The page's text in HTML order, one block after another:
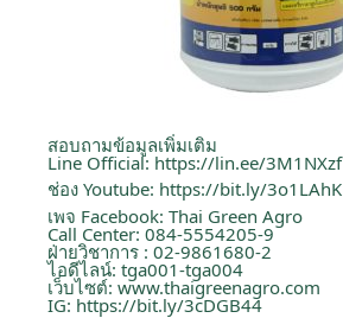
สอบถามข้อมูลเพิ่มเติม
Line Official: https://lin.ee/3M1NXzf
ช่อง Youtube: https://bit.ly/3o1LAhK
เพจ Facebook: Thai Green Agro
Call Center: 084-5554205-9
ฝ่ายวิชาการ : 02-9861680-2
ไอดีไลน์: tga001-tga004
เว็บไซต์: www.thaigreenagro.com
IG: https://bit.ly/3cDGB44